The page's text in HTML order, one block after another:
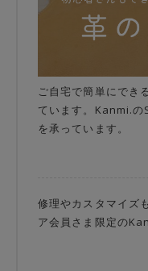
ご自宅で簡単にでき
ています。Kanmi.の
を承っています。
修理やカスタマイズ
ア会員さま限定の